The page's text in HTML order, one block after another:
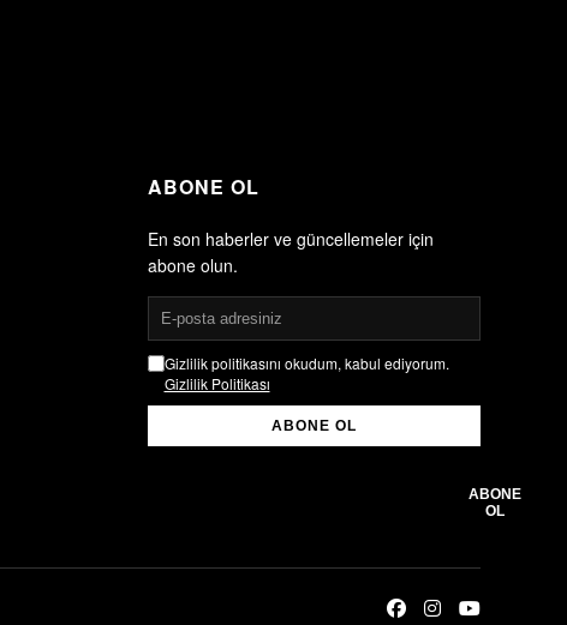
ABONE OL
En son haberler ve güncellemeler için
abone olun.
Gizlilik politikasını okudum, kabul ediyorum.
Gizlilik Politikası
ABONE OL
ABONE
OL